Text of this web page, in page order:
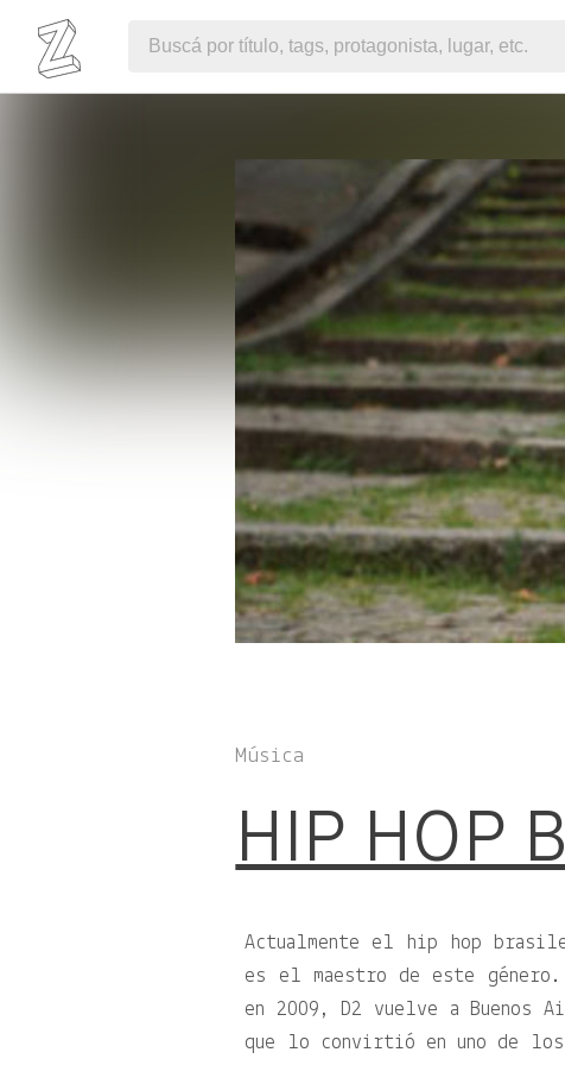
Música
HIP HOP
Actualmente el hip hop
es el maestro de este
en 2009, D2 vuelve a Buenos
que lo convirtió en uno de